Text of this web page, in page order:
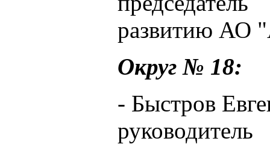
развитию АО
Округ № 18:
- Быстров